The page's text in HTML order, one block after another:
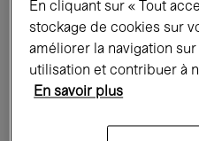
Expositions Films
Rencontres & Débats
En cliquant sur « Tout
stockage de cookies sur
améliorer la navigation
utilisation et contribuer à
En savoir plus